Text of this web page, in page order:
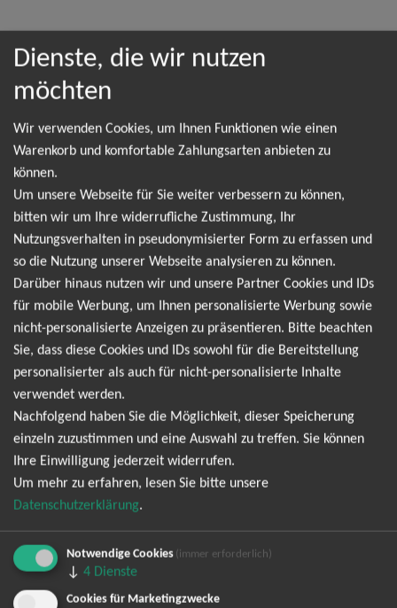
NEWSLETTER
Leider gibt es aktuell von Madness keine Termine.
Wir informieren dich jedoch gerne direkt, sobald
es neue Termine gibt. Einfach hier für den
Madness Newsletter anmelden und keine
Angebote und Tourdaten mehr verpassen!
Ich möchte den regelmäßig erscheinenden Newsletter
abonnieren und bin daher mit einer Speicherung meiner E-
Mail-Adresse zum Zweck der Zustellung des Newsletters
entsprechend der Datenschutzerklärungeinverstanden. Den
Newsletter kann ich jederzeit wieder abbestellen.
Bereits angemeldet? Hier können Sie sich abmelden ...
Dienste, die wir nutzen
möchten
Wir verwenden Cookies, um Ihnen Funktionen wie einen
Warenkorb und komfortable Zahlungsarten anbieten zu
können.
Um unsere Webseite für Sie weiter verbessern zu können,
bitten wir um Ihre widerrufliche Zustimmung, Ihr
Nutzungsverhalten in pseudonymisierter Form zu erfassen und
so die Nutzung unserer Webseite analysieren zu können.
Darüber hinaus nutzen wir und unsere Partner Cookies und IDs
für mobile Werbung, um Ihnen personalisierte Werbung sowie
nicht-personalisierte Anzeigen zu präsentieren. Bitte beachten
Sie, dass diese Cookies und IDs sowohl für die Bereitstellung
personalisierter als auch für nicht-personalisierte Inhalte
verwendet werden.
Nachfolgend haben Sie die Möglichkeit, dieser Speicherung
einzeln zuzustimmen und eine Auswahl zu treffen. Sie können
Ihre Einwilligung jederzeit widerrufen.
Um mehr zu erfahren, lesen Sie bitte unsere
Datenschutzerklärung.
Notwendige Cookies (immer erforderlich)
↓ 4 Dienste
Cookies für Marketingzwecke